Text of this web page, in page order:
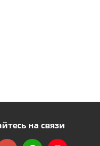
на связи